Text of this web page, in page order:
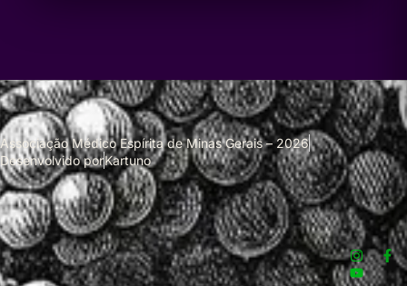
Associação Médico Espírita de Minas Gerais – 2026
Desenvolvido porKartuno